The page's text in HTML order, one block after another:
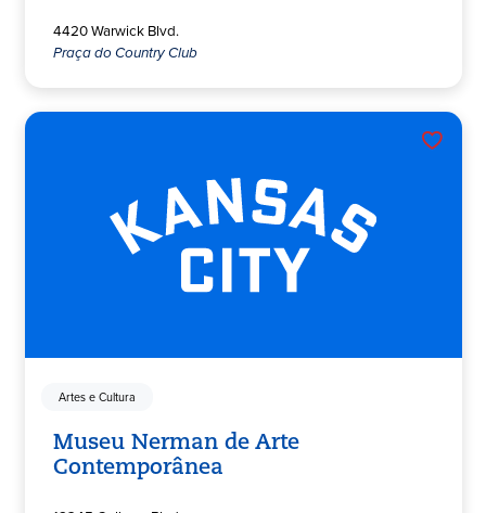
4420 Warwick Blvd.
Praça do Country Club
Artes e Cultura
Museu Nerman de Arte
Contemporânea